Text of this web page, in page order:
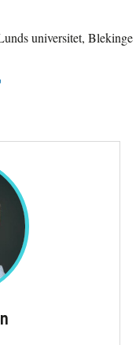
universitet, Blekinge